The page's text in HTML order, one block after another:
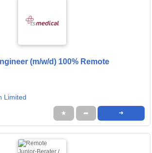
(m/w/d) 100% Remote
Limited
★ ➦ ➜